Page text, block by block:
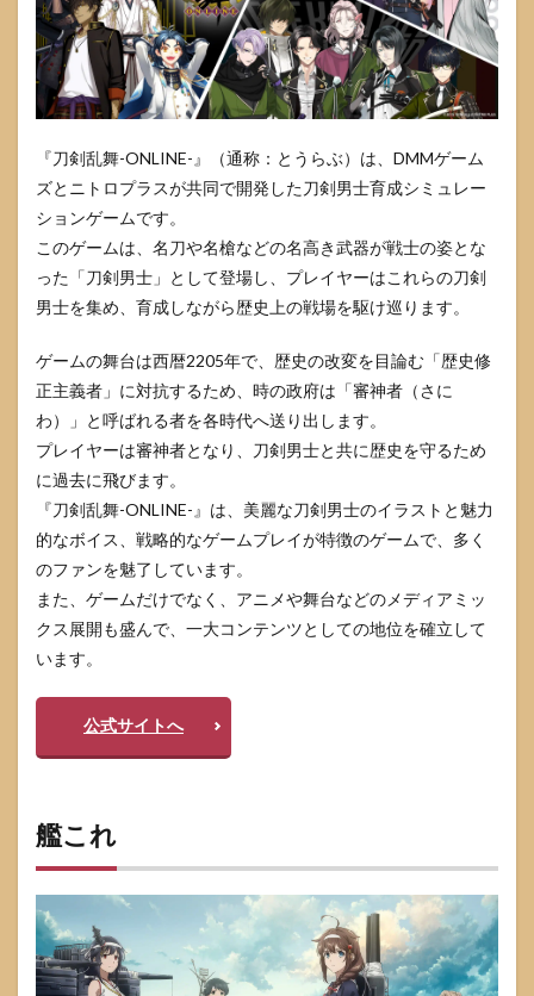
『刀剣乱舞-ONLINE-』（通称：とうらぶ）は、DMMゲーム
ズとニトロプラスが共同で開発した刀剣男士育成シミュレー
ションゲームです。
このゲームは、名刀や名槍などの名高き武器が戦士の姿とな
った「刀剣男士」として登場し、プレイヤーはこれらの刀剣
男士を集め、育成しながら歴史上の戦場を駆け巡ります。
ゲームの舞台は西暦2205年で、歴史の改変を目論む「歴史修
正主義者」に対抗するため、時の政府は「審神者（さに
わ）」と呼ばれる者を各時代へ送り出します。
プレイヤーは審神者となり、刀剣男士と共に歴史を守るため
に過去に飛びます。
『刀剣乱舞-ONLINE-』は、美麗な刀剣男士のイラストと魅力
的なボイス、戦略的なゲームプレイが特徴のゲームで、多く
のファンを魅了しています。
また、ゲームだけでなく、アニメや舞台などのメディアミッ
クス展開も盛んで、一大コンテンツとしての地位を確立して
います。
公式サイトへ
艦これ